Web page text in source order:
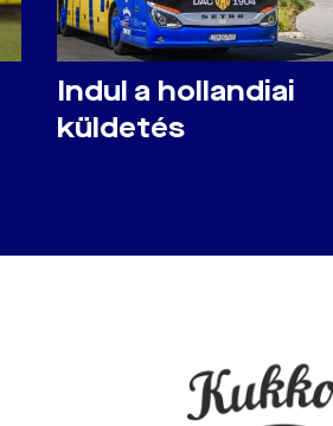
Indul a hollandiai
küldetés